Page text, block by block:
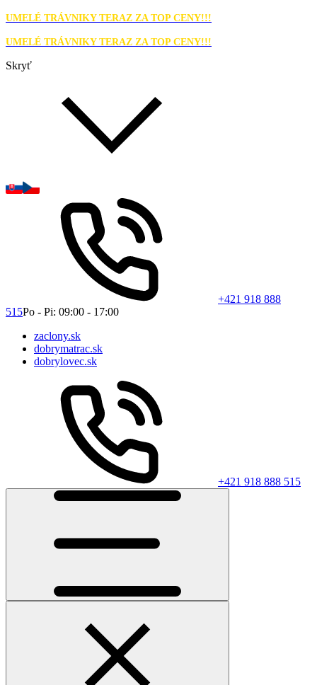
UMELÉ TRÁVNIKY TERAZ ZA TOP CENY!!!
UMELÉ TRÁVNIKY TERAZ ZA TOP CENY!!!
Skryť
+421 918 888
515Po - Pi: 09:00 - 17:00
zaclony.sk
dobrymatrac.sk
dobrylovec.sk
+421 918 888 515